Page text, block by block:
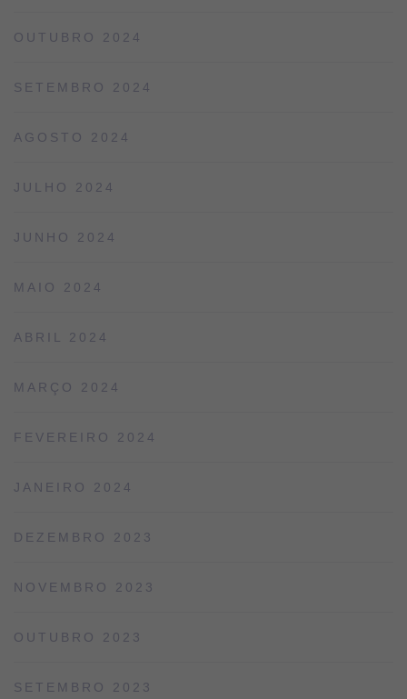
OUTUBRO 2024
SETEMBRO 2024
AGOSTO 2024
JULHO 2024
JUNHO 2024
MAIO 2024
ABRIL 2024
MARÇO 2024
FEVEREIRO 2024
JANEIRO 2024
DEZEMBRO 2023
NOVEMBRO 2023
OUTUBRO 2023
SETEMBRO 2023